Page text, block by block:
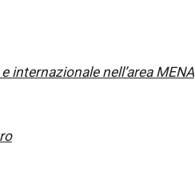
internazionale nell’area MENA